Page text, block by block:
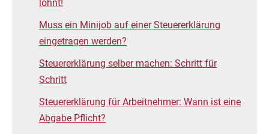
lohnt!
Muss ein Minijob auf einer Steuererklärung
eingetragen werden?
Steuererklärung selber machen: Schritt für
Schritt
Steuererklärung für Arbeitnehmer: Wann ist eine
Abgabe Pflicht?